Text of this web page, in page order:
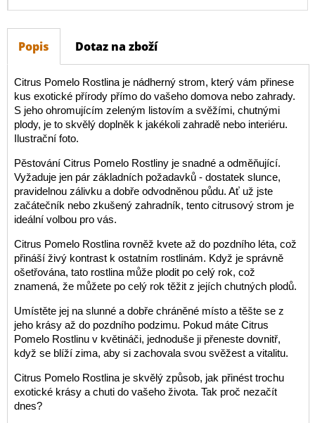
Popis Dotaz na zboží
Citrus Pomelo Rostlina je nádherný strom, který vám přinese
kus exotické přírody přímo do vašeho domova nebo zahrady.
S jeho ohromujícím zeleným listovím a svěžími, chutnými
plody, je to skvělý doplněk k jakékoli zahradě nebo interiéru.
Ilustrační foto.
Pěstování Citrus Pomelo Rostliny je snadné a odměňující.
Vyžaduje jen pár základních požadavků - dostatek slunce,
pravidelnou zálivku a dobře odvodněnou půdu. Ať už jste
začátečník nebo zkušený zahradník, tento citrusový strom je
ideální volbou pro vás.
Citrus Pomelo Rostlina rovněž kvete až do pozdního léta, což
přináší živý kontrast k ostatním rostlinám. Když je správně
ošetřována, tato rostlina může plodit po celý rok, což
znamená, že můžete po celý rok těžit z jejích chutných plodů.
Umístěte jej na slunné a dobře chráněné místo a těšte se z
jeho krásy až do pozdního podzimu. Pokud máte Citrus
Pomelo Rostlinu v květináči, jednoduše ji přeneste dovnitř,
když se blíží zima, aby si zachovala svou svěžest a vitalitu.
Citrus Pomelo Rostlina je skvělý způsob, jak přinést trochu
exotické krásy a chuti do vašeho života. Tak proč nezačít
dnes?